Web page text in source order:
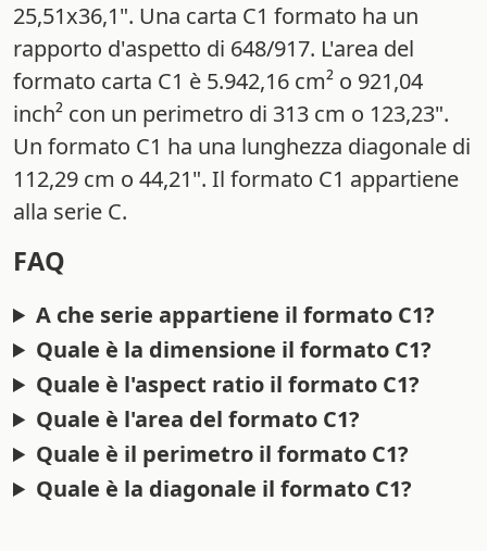
25,51x36,1". Una carta C1 formato ha un
rapporto d'aspetto di 648/917. L'area del
formato carta C1 è 5.942,16 cm² o 921,04
inch² con un perimetro di 313 cm o 123,23".
Un formato C1 ha una lunghezza diagonale di
112,29 cm o 44,21". Il formato C1 appartiene
alla serie C.
FAQ
A che serie appartiene il formato C1?
Quale è la dimensione il formato C1?
Quale è l'aspect ratio il formato C1?
Quale è l'area del formato C1?
Quale è il perimetro il formato C1?
Quale è la diagonale il formato C1?